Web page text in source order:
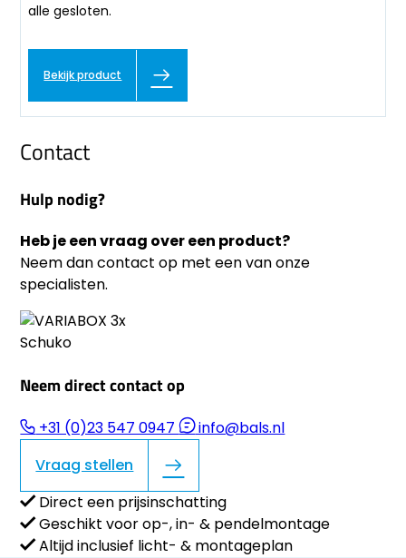
alle gesloten.
Bekijk product
Contact
Hulp nodig?
Heb je een vraag over een product?
Neem dan contact op met een van onze
specialisten.
Neem direct contact op
+31 (0)23 547 0947
info@bals.nl
Vraag stellen
Direct een prijsinschatting
Geschikt voor op-, in- & pendelmontage
Altijd inclusief licht- & montageplan